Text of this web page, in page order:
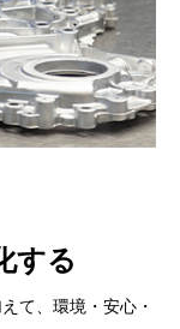
する
て、環境・安⼼・
められ、お客様と
にやさしいモノづ